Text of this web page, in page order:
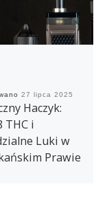
27 lipca 2025
Haczyk:
THC i
Luki w
Prawie